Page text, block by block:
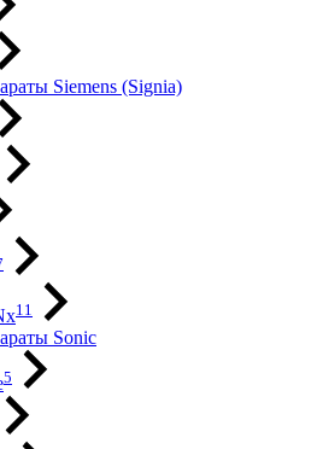
Siemens (Signia)
11
Sonic
5